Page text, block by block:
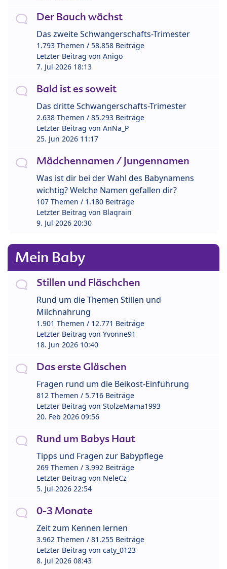
Der Bauch wächst
Das zweite Schwangerschafts-Trimester
1.793 Themen / 58.858 Beiträge
Letzter Beitrag von Anigo
7. Jul 2026 18:13
Bald ist es soweit
Das dritte Schwangerschafts-Trimester
2.638 Themen / 85.293 Beiträge
Letzter Beitrag von AnNa_P
25. Jun 2026 11:17
Mädchennamen / Jungennamen
Was ist dir bei der Wahl des Babynamens
wichtig? Welche Namen gefallen dir?
107 Themen / 1.180 Beiträge
Letzter Beitrag von Blaqrain
9. Jul 2026 20:30
Mein Baby
Stillen und Fläschchen
Rund um die Themen Stillen und
Milchnahrung
1.901 Themen / 12.771 Beiträge
Letzter Beitrag von Yvonne91
18. Jun 2026 10:40
Das erste Gläschen
Fragen rund um die Beikost-Einführung
812 Themen / 5.716 Beiträge
Letzter Beitrag von StolzeMama1993
20. Feb 2026 09:56
Rund um Babys Haut
Tipps und Fragen zur Babypflege
269 Themen / 3.992 Beiträge
Letzter Beitrag von NeleCz
5. Jul 2026 22:54
0-3 Monate
Zeit zum Kennen lernen
3.962 Themen / 81.255 Beiträge
Letzter Beitrag von caty_0123
8. Jul 2026 08:43